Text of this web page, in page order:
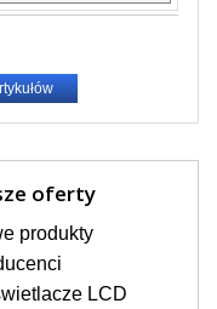
oferty
produkty
LCD